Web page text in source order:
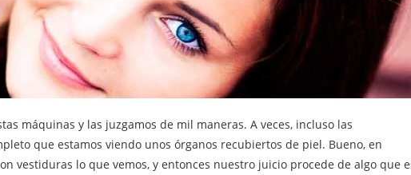
máquinas y las juzgamos de mil maneras. A veces, incluso las
que estamos viendo unos órganos recubiertos de piel. Bueno, en
vestiduras lo que vemos, y entonces nuestro juicio procede de algo que